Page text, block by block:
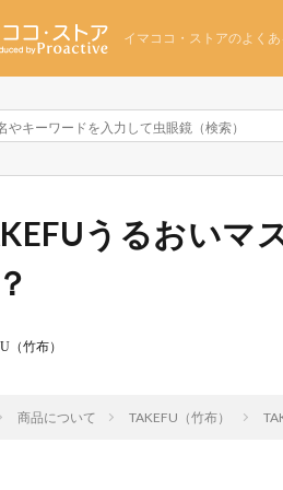
イマココ・ストアのよく
うるおいマ
（竹布）
商品について TAKEFU（竹布）